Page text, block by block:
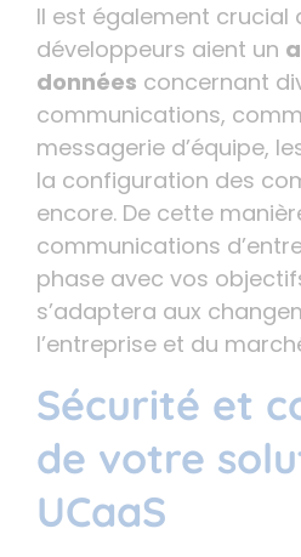
Il est également crucial
développeurs aient un
données concernant
communications,
messagerie d’équipe,
la configuration des
encore. De cette
communications
phase avec vos
s’adaptera aux
l’entreprise et du
Sécurité et
de votre
UCaaS